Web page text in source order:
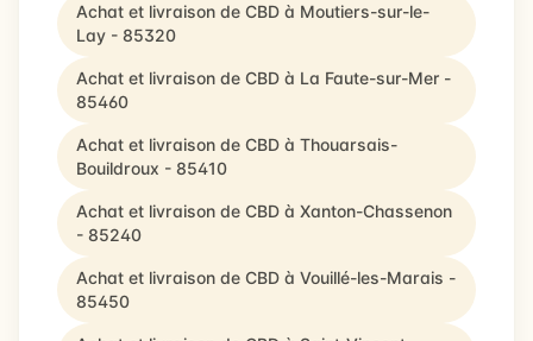
Achat et livraison de CBD à Moutiers-sur-le-
Lay - 85320
Achat et livraison de CBD à La Faute-sur-Mer -
85460
Achat et livraison de CBD à Thouarsais-
Bouildroux - 85410
Achat et livraison de CBD à Xanton-Chassenon
- 85240
Achat et livraison de CBD à Vouillé-les-Marais -
85450